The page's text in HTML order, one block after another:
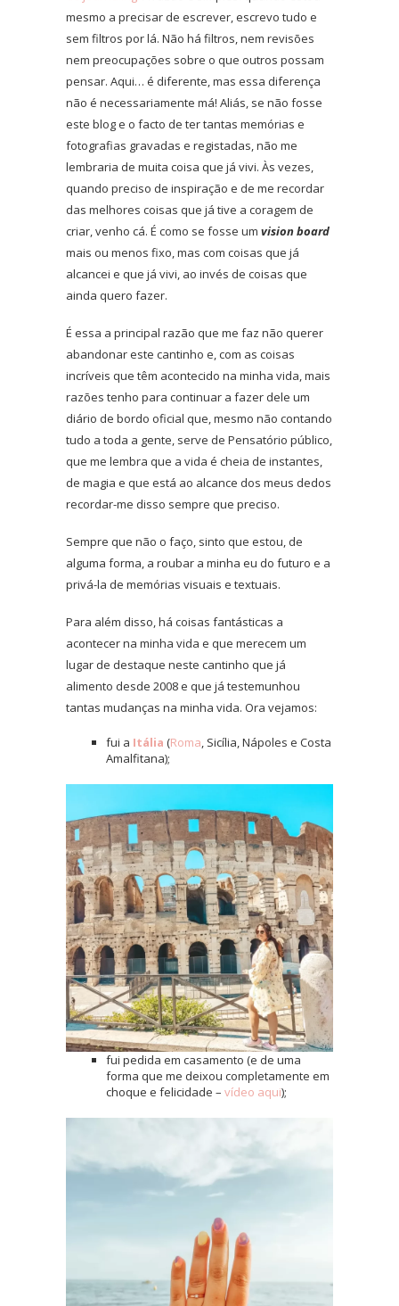
mesmo a precisar de escrever, escrevo tudo e
sem filtros por lá. Não há filtros, nem revisões
nem preocupações sobre o que outros possam
pensar. Aqui… é diferente, mas essa diferença
não é necessariamente má! Aliás, se não fosse
este blog e o facto de ter tantas memórias e
fotografias gravadas e registadas, não me
lembraria de muita coisa que já vivi. Às vezes,
quando preciso de inspiração e de me recordar
das melhores coisas que já tive a coragem de
criar, venho cá. É como se fosse um vision board
mais ou menos fixo, mas com coisas que já
alcancei e que já vivi, ao invés de coisas que
ainda quero fazer.
É essa a principal razão que me faz não querer
abandonar este cantinho e, com as coisas
incríveis que têm acontecido na minha vida, mais
razões tenho para continuar a fazer dele um
diário de bordo oficial que, mesmo não contando
tudo a toda a gente, serve de Pensatório público,
que me lembra que a vida é cheia de instantes,
de magia e que está ao alcance dos meus dedos
recordar-me disso sempre que preciso.
Sempre que não o faço, sinto que estou, de
alguma forma, a roubar a minha eu do futuro e a
privá-la de memórias visuais e textuais.
Para além disso, há coisas fantásticas a
acontecer na minha vida e que merecem um
lugar de destaque neste cantinho que já
alimento desde 2008 e que já testemunhou
tantas mudanças na minha vida. Ora vejamos:
fui a Itália (Roma, Sicília, Nápoles e Costa
Amalfitana);
fui pedida em casamento (e de uma
forma que me deixou completamente em
choque e felicidade – vídeo aqui);